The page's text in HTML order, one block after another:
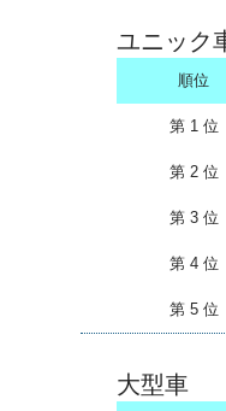
ユニック
順位
第 1 位
第 2 位
第 3 位
第 4 位
第 5 位
大型車